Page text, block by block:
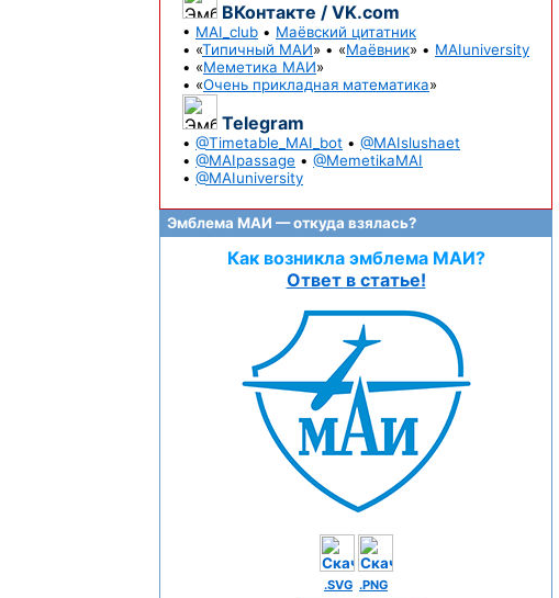
ВКонтакте / VK.com
• MAI_club • Маёвский цитатник
• «Типичный МАИ» • «Маёвник» • MAIuniversity
• «Меметика МАИ»
• «Очень прикладная математика»
Telegram
• @Timetable_MAI_bot • @MAIslushaet
• @MAIpassage • @MemetikaMAI
• @MAIuniversity
Эмблема МАИ — откуда взялась?
Как возникла эмблема МАИ?
Ответ в статье!
.SVG .PNG